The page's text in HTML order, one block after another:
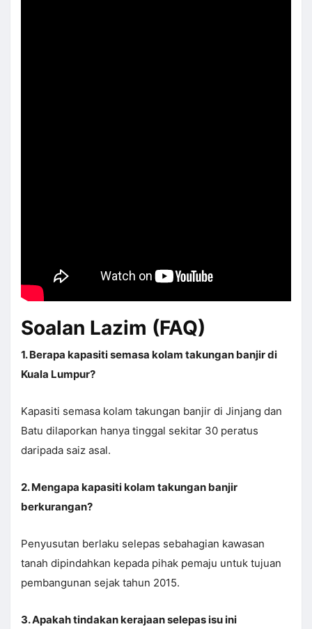
Soalan Lazim (FAQ)
1. Berapa kapasiti semasa kolam takungan banjir di
Kuala Lumpur?
Kapasiti semasa kolam takungan banjir di Jinjang dan
Batu dilaporkan hanya tinggal sekitar 30 peratus
daripada saiz asal.
2. Mengapa kapasiti kolam takungan banjir
berkurangan?
Penyusutan berlaku selepas sebahagian kawasan
tanah dipindahkan kepada pihak pemaju untuk tujuan
pembangunan sejak tahun 2015.
3. Apakah tindakan kerajaan selepas isu ini